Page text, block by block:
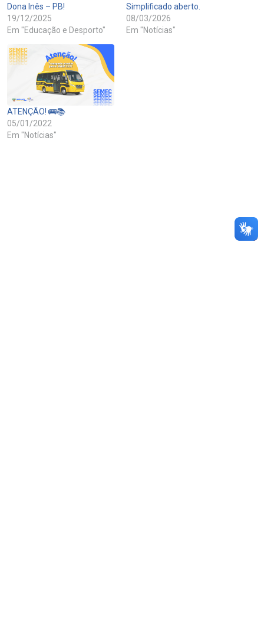
Dona Inês – PB!
19/12/2025
Em "Educação e Desporto"
Simplificado aberto.
08/03/2026
Em "Notícias"
ATENÇÃO! 🚌📚
05/01/2022
Em "Notícias"